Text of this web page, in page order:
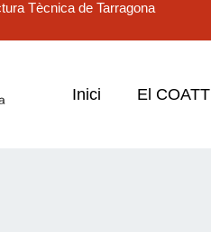
Tècnica de Tarragona
Inici El COATT